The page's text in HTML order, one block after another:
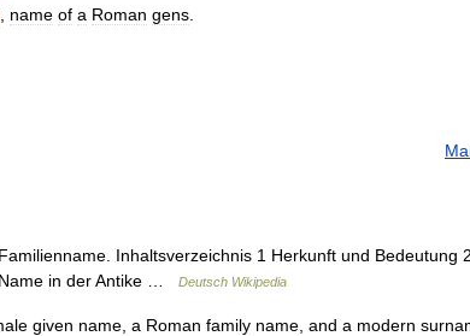
name of a Roman gens
Inhaltsverzeichnis 1 Herkunft und Bedeutung 2
in der Antike …
Deutsch Wikipedia
given name, a Roman family name, and a modern